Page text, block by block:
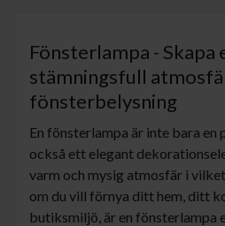
Fönsterlampa - Skapa
stämningsfull
fönsterbelysning
En fönsterlampa är inte bara
också ett elegant
varm och mysig atmosfär i
om du vill förnya ditt hem, ditt
butiksmiljö, är en